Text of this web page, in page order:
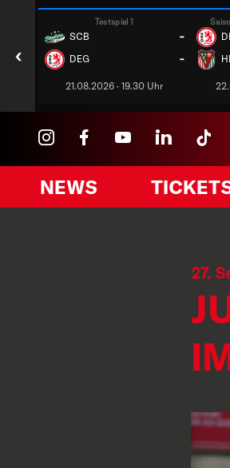
‹
Testspiel 1
SCB -
DEG -
21.08.2026 · 19.30 Uhr
NEWS
27.